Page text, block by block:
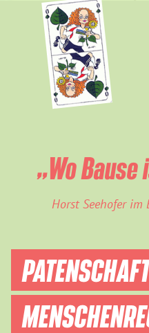
„Wo
Horst Seehofer im